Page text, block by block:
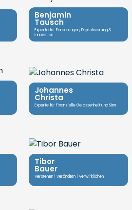
Benjamin
Tausch
Experte für Förderungen, Digitalisierung &
Innovation
Johannes
Christa
Experte für Finanzielle Gelassenheit und Sinn
Tibor
Bauer
Verstehen | Verändern | Verwirklichen